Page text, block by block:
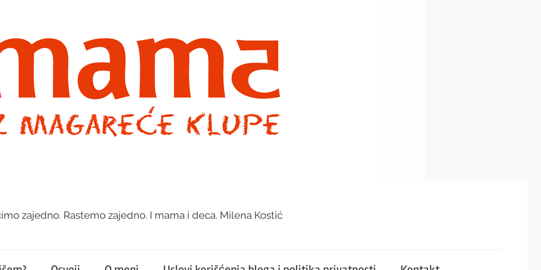
zajedno. Rastemo zajedno. I mama i deca. Milena Kostić